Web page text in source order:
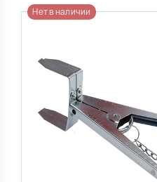
Нет в наличии